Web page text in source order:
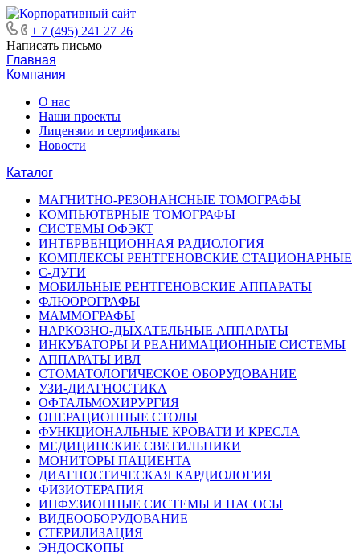
+ 7 (495) 241 27 26
Написать письмо
Главная
Компания
О нас
Наши проекты
Лицензии и сертификаты
Новости
Каталог
МАГНИТНО-РЕЗОНАНСНЫЕ ТОМОГРАФЫ
КОМПЬЮТЕРНЫЕ ТОМОГРАФЫ
СИСТЕМЫ ОФЭКТ
ИНТЕРВЕНЦИОННАЯ РАДИОЛОГИЯ
КОМПЛЕКСЫ РЕНТГЕНОВСКИЕ СТАЦИОНАРНЫЕ
С-ДУГИ
МОБИЛЬНЫЕ РЕНТГЕНОВСКИЕ АППАРАТЫ
ФЛЮОРОГРАФЫ
МАММОГРАФЫ
НАРКОЗНО-ДЫХАТЕЛЬНЫЕ АППАРАТЫ
ИНКУБАТОРЫ И РЕАНИМАЦИОННЫЕ СИСТЕМЫ
АППАРАТЫ ИВЛ
СТОМАТОЛОГИЧЕСКОЕ ОБОРУДОВАНИЕ
УЗИ-ДИАГНОСТИКА
ОФТАЛЬМОХИРУРГИЯ
ОПЕРАЦИОННЫЕ СТОЛЫ
ФУНКЦИОНАЛЬНЫЕ КРОВАТИ И КРЕСЛА
МЕДИЦИНСКИЕ СВЕТИЛЬНИКИ
МОНИТОРЫ ПАЦИЕНТА
ДИАГНОСТИЧЕСКАЯ КАРДИОЛОГИЯ
ФИЗИОТЕРАПИЯ
ИНФУЗИОННЫЕ СИСТЕМЫ И НАСОСЫ
ВИДЕООБОРУДОВАНИЕ
СТЕРИЛИЗАЦИЯ
ЭНДОСКОПЫ